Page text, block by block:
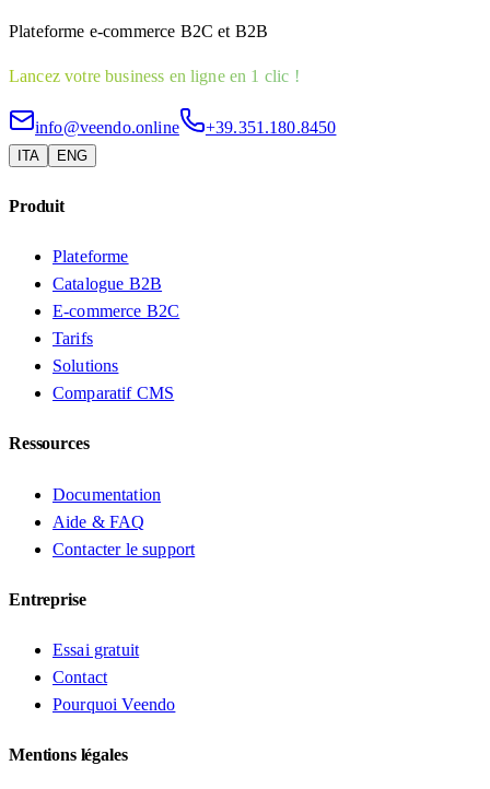
Plateforme e-commerce B2C et B2B
Lancez votre business en ligne en 1 clic !
info@veendo.online +39.351.180.8450
ITA ENG
Produit
Plateforme
Catalogue B2B
E-commerce B2C
Tarifs
Solutions
Comparatif CMS
Ressources
Documentation
Aide & FAQ
Contacter le support
Entreprise
Essai gratuit
Contact
Pourquoi Veendo
Mentions légales